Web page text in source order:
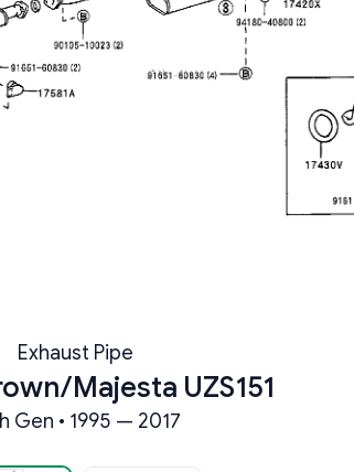
Exhaust Pipe
Majesta UZS151
Gen • 1995 — 2017